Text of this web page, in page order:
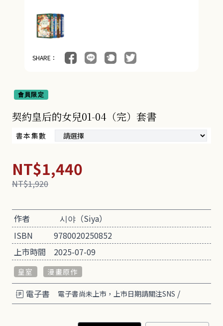
漫畫 (56)
SHARE：
會員限定
契約皇后的女兒01-04（完）套書
書本集數
NT$1,440
NT$1,920
作者
시야（Siya）
ISBN
9780020250852
上市時間
2025-07-09
皇室 漫畫原作
電子書 電子書尚未上市，上市日期請關注SNS /